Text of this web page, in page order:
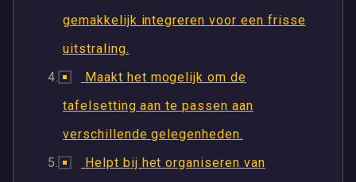
gemakkelijk integreren voor een frisse
uitstraling.
Maakt het mogelijk om de
tafelsetting aan te passen aan
verschillende gelegenheden.
Helpt bij het organiseren van